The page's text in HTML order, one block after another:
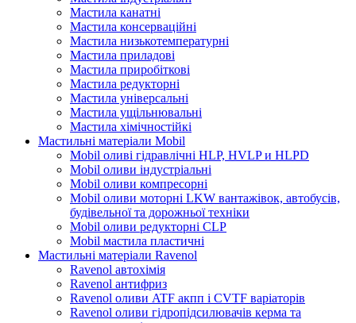
Мастила канатні
Мастила консерваційні
Мастила низькотемпературні
Мастила приладові
Мастила приробіткові
Мастила редукторні
Мастила універсальні
Мастила ущільнювальні
Мастила хімічностійкі
Мастильні матеріали Mobil
Mobil оливі гідравлічні HLP, HVLP и HLPD
Mobil оливи індустріальні
Mobil оливи компресорні
Mobil оливи моторні LKW вантажівок, автобусів,
будівельної та дорожньої техніки
Mobil оливи редукторні CLP
Mobil мастила пластичні
Мастильні матеріали Ravenol
Ravenol автохімія
Ravenol антифриз
Ravenol оливи ATF акпп і CVTF варіаторів
Ravenol оливи гідропідсилювачів керма та